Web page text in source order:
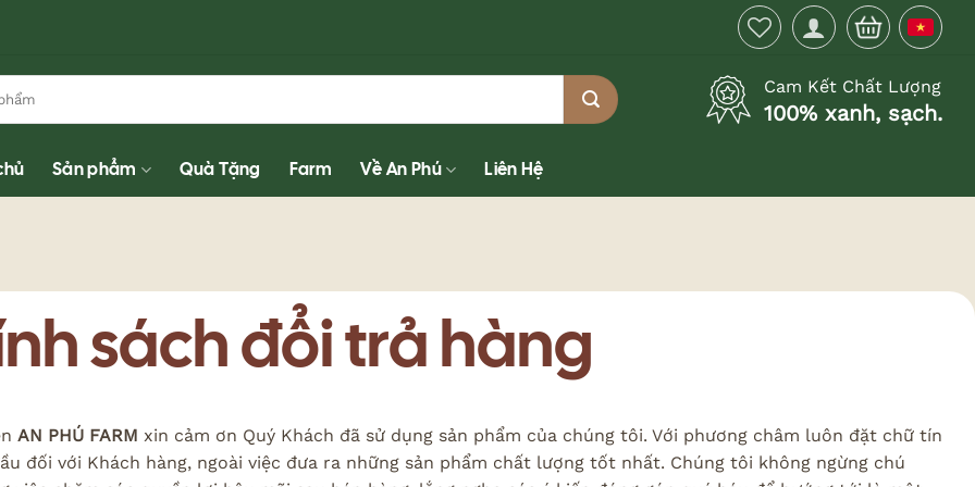
Cam Kết Chất Lượng
100% xanh, sạch.
Sản phẩm Quà Tặng Farm Về An Phú Liên Hệ
sách đổi trả hàng
AN PHÚ FARM xin cảm ơn Quý Khách đã sử dụng sản phẩm của chúng tôi. Với phương châm luôn đặt chữ tín
đối với Khách hàng, ngoài việc đưa ra những sản phẩm chất lượng tốt nhất. Chúng tôi không ngừng chú